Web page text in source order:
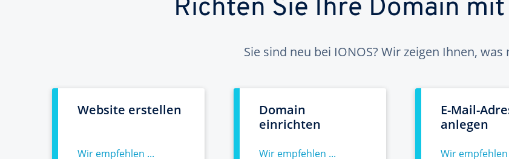
Richten Sie Ihre Domain mit
Sie sind neu bei IONOS? Wir zeigen Ihnen,
Website erstellen
Wir empfehlen ...
Domain
einrichten
Wir empfehlen ...
E-Mail-
anlegen
Wir empfehlen